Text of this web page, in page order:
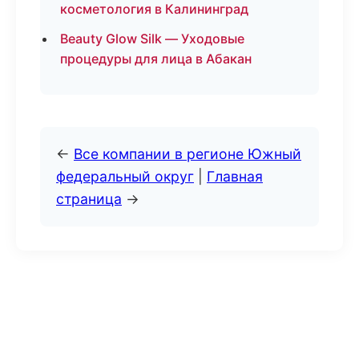
косметология в Калининград
Beauty Glow Silk — Уходовые
процедуры для лица в Абакан
← Все компании в регионе Южный
федеральный округ
Главная
страница →